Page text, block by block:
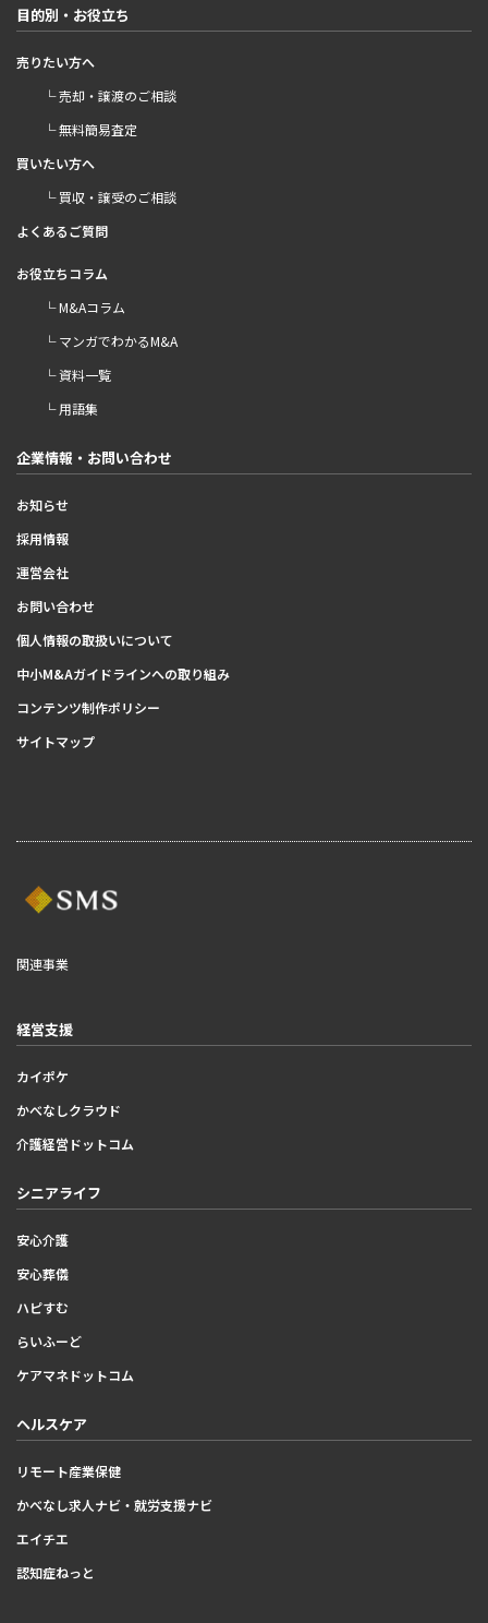
目的別・お役立ち
売りたい方へ
└ 売却・譲渡のご相談
└ 無料簡易査定
買いたい方へ
└ 買収・譲受のご相談
よくあるご質問
お役立ちコラム
└ M&Aコラム
└ マンガでわかるM&A
└ 資料一覧
└ 用語集
企業情報・お問い合わせ
お知らせ
採用情報
運営会社
お問い合わせ
個人情報の取扱いについて
中小M&Aガイドラインへの取り組み
コンテンツ制作ポリシー
サイトマップ
関連事業
経営支援
カイポケ
かべなしクラウド
介護経営ドットコム
シニアライフ
安心介護
安心葬儀
ハピすむ
らいふーど
ケアマネドットコム
ヘルスケア
リモート産業保健
かべなし求人ナビ・就労支援ナビ
エイチエ
認知症ねっと